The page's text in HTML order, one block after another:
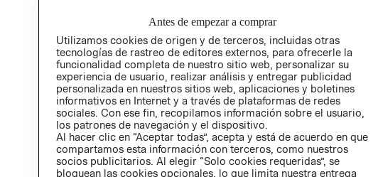
Antes de empezar a comprar
Utilizamos cookies de origen y de terceros, incluidas otras
tecnologías de rastreo de editores externos, para ofrecerle la
funcionalidad completa de nuestro sitio web, personalizar su
experiencia de usuario, realizar análisis y entregar publicidad
personalizada en nuestros sitios web, aplicaciones y boletines
informativos en Internet y a través de plataformas de redes
sociales. Con ese fin, recopilamos información sobre el usuario,
los patrones de navegación y el dispositivo.
Al hacer clic en “Aceptar todas”, acepta y está de acuerdo en que
compartamos esta información con terceros, como nuestros
socios publicitarios. Al elegir “Solo cookies requeridas”, se
bloquean las cookies opcionales, lo que limita nuestra entrega